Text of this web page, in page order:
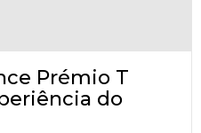
Prémio T
do